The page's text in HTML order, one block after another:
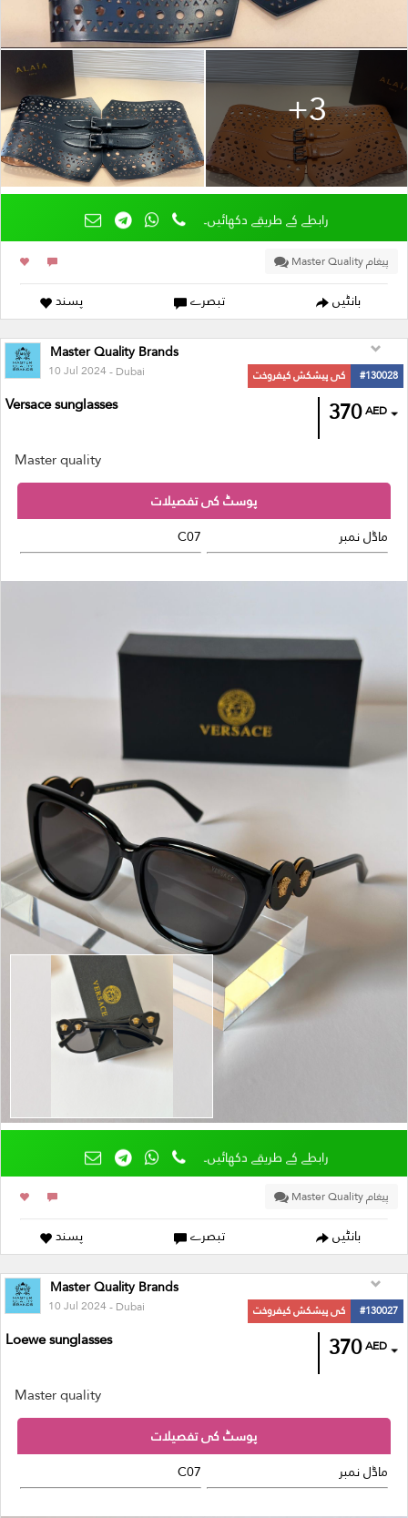
+3
رابطے کے طریقے دکھائیں۔
پیغام Master Quality
پسند تبصرے بانٹیں
Master Quality Brands
10 Jul 2024- Dubai کی پیشکش کیفروخت #130028
370AED
Versace sunglasses
Master quality
پوسٹ کی تفصیلات
ماڈل نمبر
C07
رابطے کے طریقے دکھائیں۔
پیغام Master Quality
پسند تبصرے بانٹیں
Master Quality Brands
10 Jul 2024- Dubai کی پیشکش کیفروخت #130027
370AED
Loewe sunglasses
Master quality
پوسٹ کی تفصیلات
ماڈل نمبر
C07